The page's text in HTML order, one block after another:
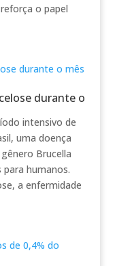
o papel
durante o
intensivo de
uma doença
Brucella
humanos.
a enfermidade